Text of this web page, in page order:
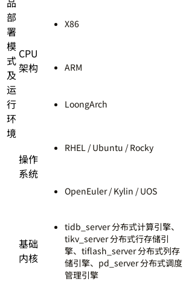
部
署
模
式
及
运
行
环
境
CPU
架构
X86
ARM
LoongArch
操作
系统
RHEL / Ubuntu / Rocky
OpenEuler / Kylin / UOS
基础
内核
tidb_server 分布式计算引擎、
tikv_server 分布式行存储引
擎、tiflash_server 分布式列存
储引擎、pd_server 分布式调度
管理引擎